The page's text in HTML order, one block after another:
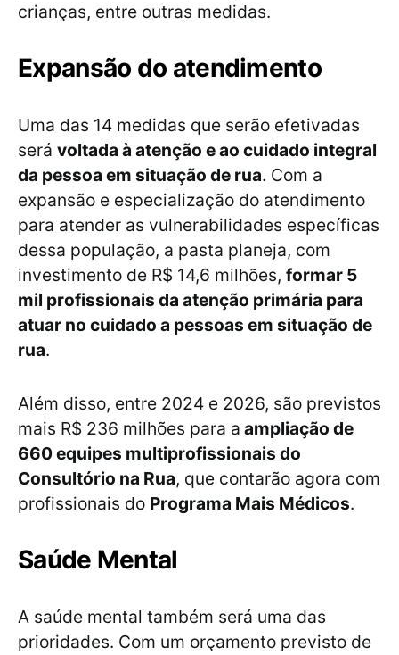
crianças, entre outras medidas.
Expansão do atendimento
Uma das 14 medidas que serão efetivadas
será voltada à atenção e ao cuidado integral
da pessoa em situação de rua. Com a
expansão e especialização do atendimento
para atender as vulnerabilidades específicas
dessa população, a pasta planeja, com
investimento de R$ 14,6 milhões, formar 5
mil profissionais da atenção primária para
atuar no cuidado a pessoas em situação de
rua.
Além disso, entre 2024 e 2026, são previstos
mais R$ 236 milhões para a ampliação de
660 equipes multiprofissionais do
Consultório na Rua, que contarão agora com
profissionais do Programa Mais Médicos.
Saúde Mental
A saúde mental também será uma das
prioridades. Com um orçamento previsto de